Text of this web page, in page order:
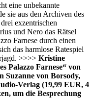
eine unbekannte
sie aus den Archiven des
exzentrischen
und Nero das Rätsel
Farnese durch einen
das harmlose Ratespiel
>>>> Kristine
Palazzo Farnese“ von
Suzanne von Borsody,
Verlag (19,99 EUR, 4
um die Besprechung